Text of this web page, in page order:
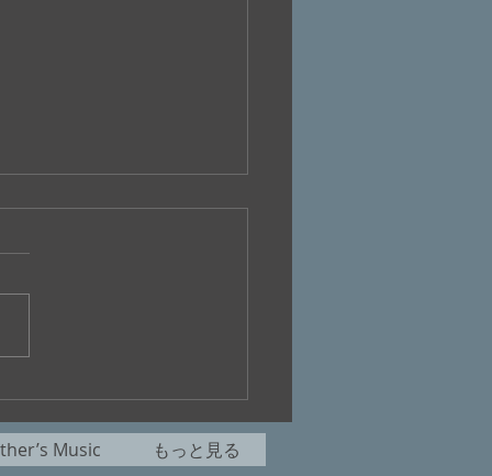
ダー傑作選
Music もっと見る